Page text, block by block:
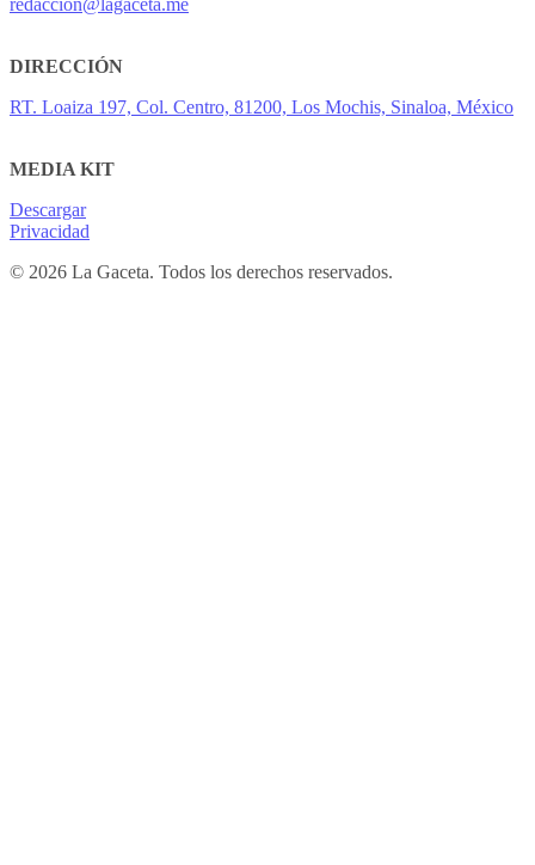
redaccion@lagaceta.me
DIRECCIÓN
RT. Loaiza 197, Col. Centro, 81200, Los Mochis, Sinaloa, México
MEDIA KIT
Descargar
Privacidad
© 2026 La Gaceta. Todos los derechos reservados.